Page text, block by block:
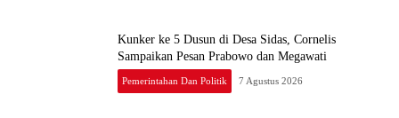
Kunker ke 5 Dusun di Desa Sidas, Cornelis
Sampaikan Pesan Prabowo dan Megawati
Pemerintahan Dan Politik 7 Agustus 2026